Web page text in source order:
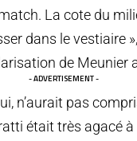
La cote du
dans le vestiaire
de Meunier
- ADVERTISEMENT -
n’aurait pas
était très agacé